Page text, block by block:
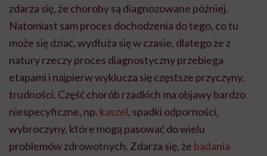
zdarza się, że choroby są diagnozowane później.
Natomiast sam proces dochodzenia do tego, co tu
może się dziać, wydłuża się w czasie, dlatego że z
natury rzeczy proces diagnostyczny przebiega
etapami i najpierw wyklucza się częstsze przyczyny,
trudności. Część chorób rzadkich ma objawy bardzo
niespecyficzne, np. kaszel, spadki odporności,
wybroczyny, które mogą pasować do wielu
problemów zdrowotnych. Zdarza się, że badania